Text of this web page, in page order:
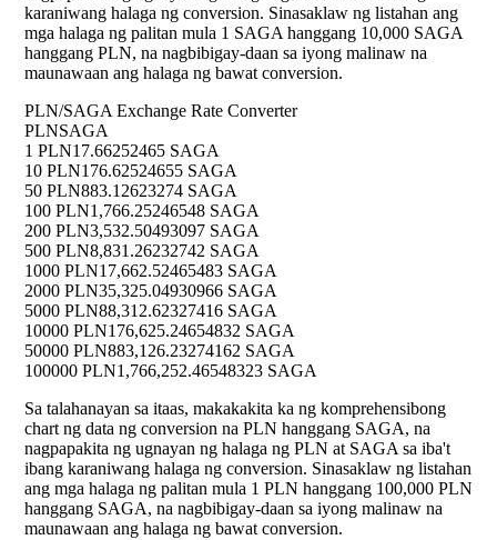
karaniwang halaga ng conversion. Sinasaklaw ng listahan ang
mga halaga ng palitan mula 1 SAGA hanggang 10,000 SAGA
hanggang PLN, na nagbibigay-daan sa iyong malinaw na
maunawaan ang halaga ng bawat conversion.
PLN/SAGA Exchange Rate Converter
PLNSAGA
1 PLN17.66252465 SAGA
10 PLN176.62524655 SAGA
50 PLN883.12623274 SAGA
100 PLN1,766.25246548 SAGA
200 PLN3,532.50493097 SAGA
500 PLN8,831.26232742 SAGA
1000 PLN17,662.52465483 SAGA
2000 PLN35,325.04930966 SAGA
5000 PLN88,312.62327416 SAGA
10000 PLN176,625.24654832 SAGA
50000 PLN883,126.23274162 SAGA
100000 PLN1,766,252.46548323 SAGA
Sa talahanayan sa itaas, makakakita ka ng komprehensibong
chart ng data ng conversion na PLN hanggang SAGA, na
nagpapakita ng ugnayan ng halaga ng PLN at SAGA sa iba't
ibang karaniwang halaga ng conversion. Sinasaklaw ng listahan
ang mga halaga ng palitan mula 1 PLN hanggang 100,000 PLN
hanggang SAGA, na nagbibigay-daan sa iyong malinaw na
maunawaan ang halaga ng bawat conversion.